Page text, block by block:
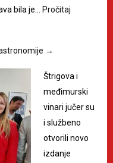
bila je… Pročitaj
→
Štrigova i
međimurski
vinari jučer su
i službeno
otvorili novo
izdanje